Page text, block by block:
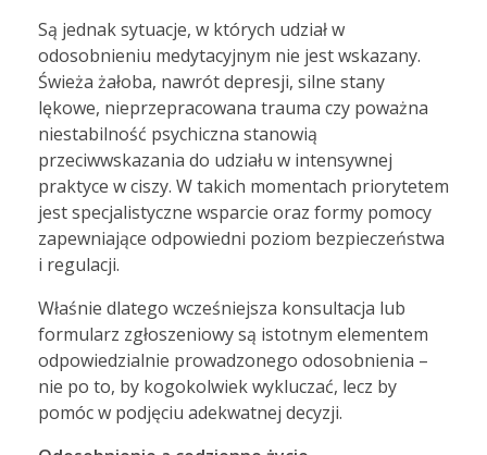
Są jednak sytuacje, w których udział w
odosobnieniu medytacyjnym nie jest wskazany.
Świeża żałoba, nawrót depresji, silne stany
lękowe, nieprzepracowana trauma czy poważna
niestabilność psychiczna stanowią
przeciwwskazania do udziału w intensywnej
praktyce w ciszy. W takich momentach priorytetem
jest specjalistyczne wsparcie oraz formy pomocy
zapewniające odpowiedni poziom bezpieczeństwa
i regulacji.
Właśnie dlatego wcześniejsza konsultacja lub
formularz zgłoszeniowy są istotnym elementem
odpowiedzialnie prowadzonego odosobnienia –
nie po to, by kogokolwiek wykluczać, lecz by
pomóc w podjęciu adekwatnej decyzji.